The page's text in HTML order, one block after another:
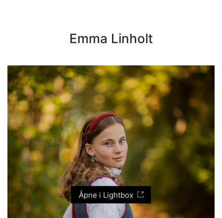
Emma Linholt
Åpne i Lightbox